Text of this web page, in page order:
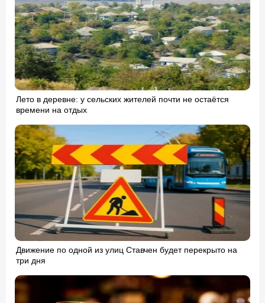
Лето в деревне: у сельских жителей почти не остаётся
времени на отдых
Движение по одной из улиц Ставчен будет перекрыто на
три дня